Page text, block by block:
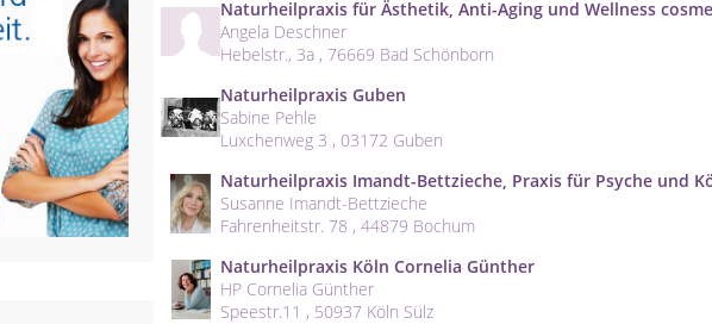
Naturheilpraxis für Ästhetik, Anti-Aging und Wellness
Angela Deschner
Hebelstr., 3a , 76669 Bad Schönborn
Naturheilpraxis Guben
Sabine Pehle
Luxchenweg 3 , 03172 Guben
Naturheilpraxis Imandt-Bettzieche, Praxis für Psyche und
Susanne Imandt-Bettzieche
Fahrenheitstr. 78 , 44879 Bochum
Naturheilpraxis Köln Cornelia Günther
HP Cornelia Günther
Speestr.11 , 50937 Köln Sülz